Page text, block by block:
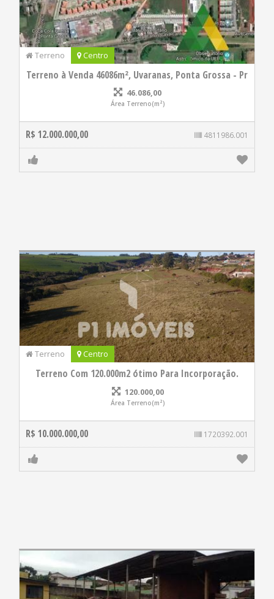
Terreno Centro
Terreno à Venda 46086m², Uvaranas, Ponta Grossa - Pr
46.086,00
Área Terreno(m²)
R$ 12.000.000,00 4811986.001
Terreno Centro
Terreno Com 120.000m2 ótimo Para Incorporação.
120.000,00
Área Terreno(m²)
R$ 10.000.000,00 1720392.001